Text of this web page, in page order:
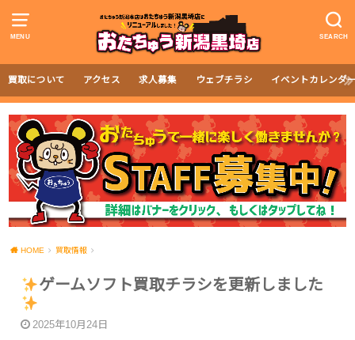
MENU SEARCH
買取について アクセス 求人募集 ウェブチラシ イベントカレンダ
HOME 買取情報
ゲームソフト買取チラシを更新しました
2025年10月24日